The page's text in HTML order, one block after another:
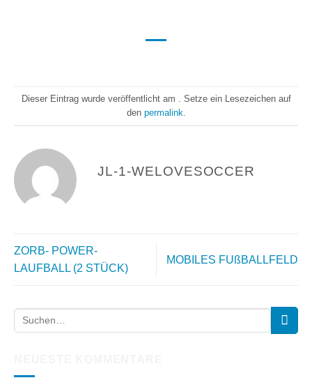
Dieser Eintrag wurde veröffentlicht am . Setze ein Lesezeichen auf
den permalink
JL-1-WELOVESOCCER
ZORB- POWER-
LAUFBALL (2 STÜCK)
MOBILES FUßBALLFELD